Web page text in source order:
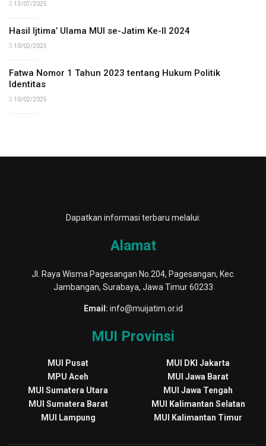
13/07/2025
Hasil Ijtima’ Ulama MUI se-Jatim Ke-II 2024
10/02/2025
Fatwa Nomor 1 Tahun 2023 tentang Hukum Politik
Identitas
10/02/2025
Dapatkan informasi terbaru melalui:
Alamat
Jl. Raya Wisma Pagesangan No.204, Pagesangan, Kec.
Jambangan, Surabaya, Jawa Timur 60233
Email: info@muijatim.or.id
MUI Provinsi
MUI Pusat
MPU Aceh
MUI Sumatera Utara
MUI Sumatera Barat
MUI Lampung
MUI DKI Jakarta
MUI Jawa Barat
MUI Jawa Tengah
MUI Kalimantan Selatan
MUI Kalimantan Timur